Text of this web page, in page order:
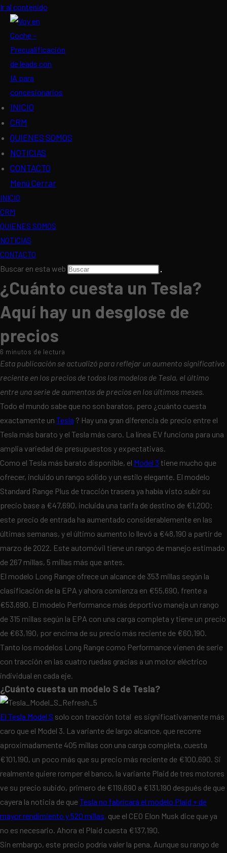
Ir al contenido
INICIO
CRM
QUIENES SOMOS
NOTICIAS
CONTACTO
Menú Cerrar
INICIO
CRM
QUIENES SOMOS
NOTICIAS
CONTACTO
Buscar en esta web
¿Cuánto cuesta un Tesla?
Aquí hay un desglose de
precios
6 minutos de lectura
Esta publicación se actualizó para reflejar un aumento significativo
reciente en los precios de todos los modelos de Tesla, el último
entre una serie de aumentos de precios en los últimos meses.
Todo el mundo sabe que no son baratos, pero ¿cuánto cuesta
exactamente un Tesla ? Hay una gran diferencia de precio entre el
Tesla más barato y el Tesla más caro. La línea EV funciona para una
amplia variedad de presupuestos y expectativas.
Como el Tesla más barato disponible, el Model 3 tiene mucho que
ofrecer, incluido un rango sólido y un estilo elegante. El modelo
Standard Range Plus de tracción trasera ya había visto subir su
precio base a €47,690, incluida una tarifa de destino de €1,200;
este precio de entrada ha aumentado considerablemente en las
últimas semanas, y el último aumento lo llevó a €48,190 a partir de
marzo de 2022. Este automóvil tiene un rango de manejo estimado
de 267 millas, 5 millas más que antes.
El modelo Long Range ofrece un alcance de 353 millas según la
clasificación de la EPA y ahora comienza en €55,690, frente a
€53,690. El modelo Performance más deportivo maneja un rango
de 315 millas según la EPA con una carga completa y tiene un precio
de €63,190, por encima de su precio más reciente de €60,190.
Tanto los modelos Long Range como Performance vienen de serie
con tracción en las cuatro ruedas gracias a un motor eléctrico
individual en cada eje.
¿Cuánto cuesta un modelo S de Tesla?
El Tesla Model S solo con tracción total es significativamente más
caro que el Model 3. La variante de largo alcance, que recorre
aproximadamente 405 millas con una carga completa, cuesta
€101,190, un poco más que su precio más reciente de €100,690. Si
realmente quiere romper el banco, la variante Plaid de tres motores
ve su precio subido, primero de €119,690 a €131,190 después de que
cayera la noticia de queTesla no fabricará el modelo Plaid + de
mayor rendimiento y 520 millas, que el CEO Elon Musk dice que ya
no es necesario. Ahora el Plaid cuesta €137,190.
Sin embargo, este precio podría valer la pena. Aunque su rango de